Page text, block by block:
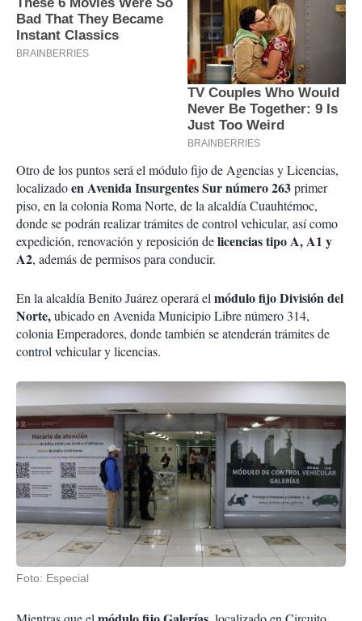
Otro de los puntos será el módulo fijo de Agencias y Licencias,
localizadoen Avenida Insurgentes Sur número 263primer
piso, en la colonia Roma Norte, de la alcaldía Cuauhtémoc,
donde se podrán realizar trámites de control vehicular, así como
expedición, renovación y reposición delicencias tipo A, A1 y
A2, además de permisos para conducir.
En la alcaldía Benito Juárez operará elmódulo fijo División del
Norte,ubicado en Avenida Municipio Libre número 314,
colonia Emperadores, donde también se atenderán trámites de
control vehicular y licencias.
Foto: Especial